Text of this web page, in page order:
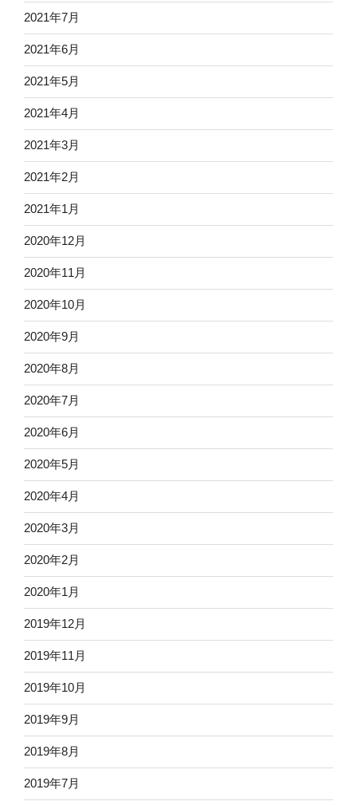
2021年7月
2021年6月
2021年5月
2021年4月
2021年3月
2021年2月
2021年1月
2020年12月
2020年11月
2020年10月
2020年9月
2020年8月
2020年7月
2020年6月
2020年5月
2020年4月
2020年3月
2020年2月
2020年1月
2019年12月
2019年11月
2019年10月
2019年9月
2019年8月
2019年7月